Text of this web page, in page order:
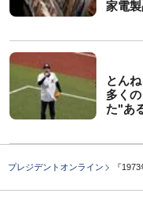
家電製
とん
多く
た"あ
プレジデントオンライン 『